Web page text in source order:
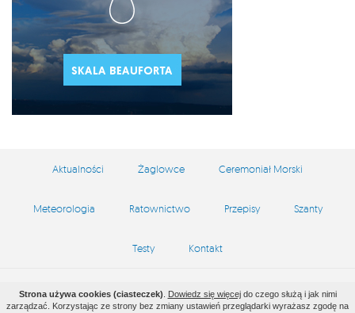
Aktualności Żaglowce Ceremoniał Morski
Meteorologia Ratownictwo Przepisy Szanty
Testy Kontakt
Copyright by zeglarstwo.waw.pl © 2026
Projekt i wykonanieVEGA Internet Studio
Strona używa cookies (ciasteczek) Dowiedz się więcejdo czego służą i jak nimi
zarządzać. Korzystając ze strony bez zmiany ustawień przeglądarki wyrażasz zgodę na